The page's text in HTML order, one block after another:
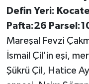
Defin Yeri:
Pafta:26
Mareşal Fevzi
İsmail Çil'in eşi,
Şükrü Çil, Hatice